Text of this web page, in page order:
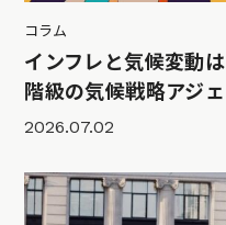
コラム
インフレと気候変動
階級の気候戦略アジ
2026.07.02